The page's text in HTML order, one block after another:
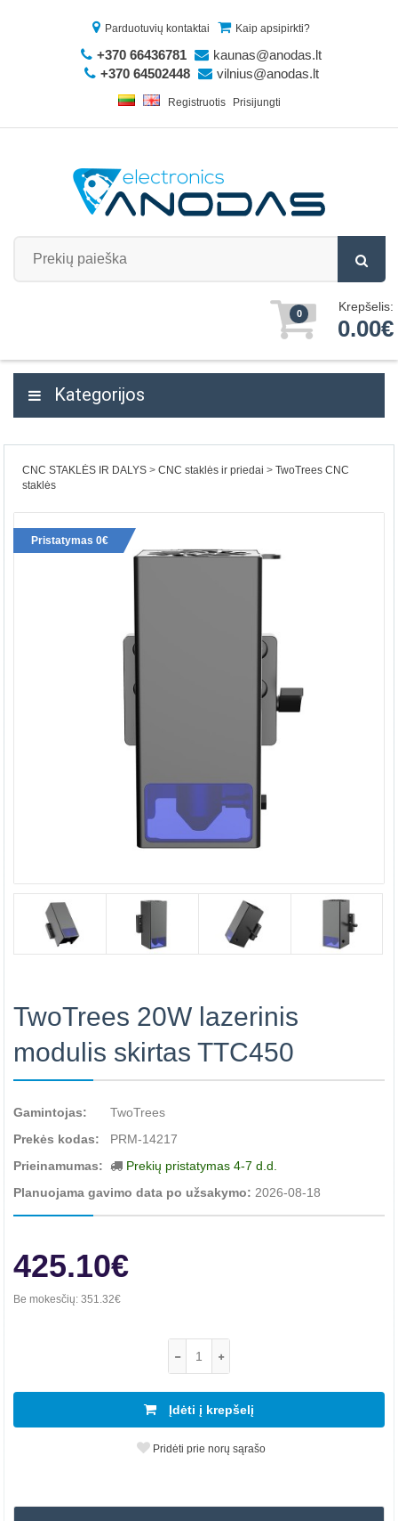
Parduotuvių kontaktai Kaip apsipirkti?
+370 66436781
kaunas@anodas.lt
+370 64502448
vilnius@anodas.lt
Registruotis Prisijungti
0 Krepšelis:
0.00€
Kategorijos
CNC STAKLĖS IR DALYS CNC staklės ir priedai
TwoTrees CNC
staklės
Pristatymas 0€
TwoTrees 20W lazerinis
modulis skirtas TTC450
Gamintojas:
TwoTrees
Prekės kodas:
PRM-14217
Prieinamumas:
Prekių pristatymas 4-7 d.d.
Planuojama gavimo data po užsakymo: 2026-08-18
425.10€
Be mokesčių: 351.32€
Įdėti į krepšelį
Pridėti prie norų sąrašo